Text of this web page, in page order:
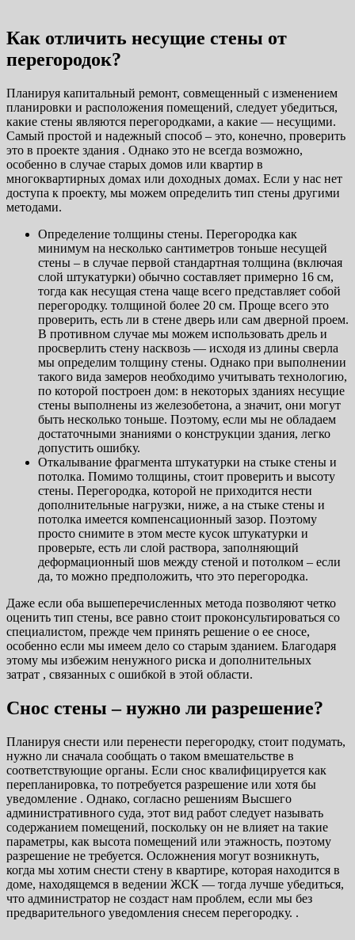
Как отличить несущие стены от
перегородок?
Планируя капитальный ремонт, совмещенный с изменением
планировки и расположения помещений, следует убедиться,
какие стены являются перегородками, а какие — несущими.
Самый простой и надежный способ – это, конечно, проверить
это в проекте здания . Однако это не всегда возможно,
особенно в случае старых домов или квартир в
многоквартирных домах или доходных домах. Если у нас нет
доступа к проекту, мы можем определить тип стены другими
методами.
Определение толщины стены. Перегородка как
минимум на несколько сантиметров тоньше несущей
стены – в случае первой стандартная толщина (включая
слой штукатурки) обычно составляет примерно 16 см,
тогда как несущая стена чаще всего представляет собой
перегородку. толщиной более 20 см. Проще всего это
проверить, есть ли в стене дверь или сам дверной проем.
В противном случае мы можем использовать дрель и
просверлить стену насквозь — исходя из длины сверла
мы определим толщину стены. Однако при выполнении
такого вида замеров необходимо учитывать технологию,
по которой построен дом: в некоторых зданиях несущие
стены выполнены из железобетона, а значит, они могут
быть несколько тоньше. Поэтому, если мы не обладаем
достаточными знаниями о конструкции здания, легко
допустить ошибку.
Откалывание фрагмента штукатурки на стыке стены и
потолка. Помимо толщины, стоит проверить и высоту
стены. Перегородка, которой не приходится нести
дополнительные нагрузки, ниже, а на стыке стены и
потолка имеется компенсационный зазор. Поэтому
просто снимите в этом месте кусок штукатурки и
проверьте, есть ли слой раствора, заполняющий
деформационный шов между стеной и потолком – если
да, то можно предположить, что это перегородка.
Даже если оба вышеперечисленных метода позволяют четко
оценить тип стены, все равно стоит проконсультироваться со
специалистом, прежде чем принять решение о ее сносе,
особенно если мы имеем дело со старым зданием. Благодаря
этому мы избежим ненужного риска и дополнительных
затрат , связанных с ошибкой в ​​этой области.
Снос стены – нужно ли разрешение?
Планируя снести или перенести перегородку, стоит подумать,
нужно ли сначала сообщать о таком вмешательстве в
соответствующие органы. Если снос квалифицируется как
перепланировка, то потребуется разрешение или хотя бы
уведомление . Однако, согласно решениям Высшего
административного суда, этот вид работ следует называть
содержанием помещений, поскольку он не влияет на такие
параметры, как высота помещений или этажность, поэтому
разрешение не требуется. Осложнения могут возникнуть,
когда мы хотим снести стену в квартире, которая находится в
доме, находящемся в ведении ЖСК — тогда лучше убедиться,
что администратор не создаст нам проблем, если мы без
предварительного уведомления снесем перегородку. .